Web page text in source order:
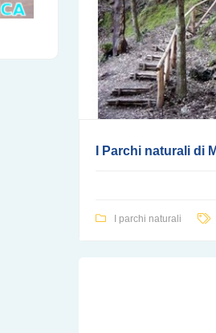
I Parchi naturali di
I parchi naturali